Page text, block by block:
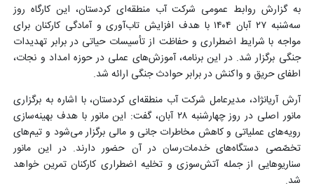
به گزارش روابط عمومی شرکت آب منطقه‌ای کردستان، این کارگاه روز
سه‌شنبه ۲۷ آبان ۱۴۰۴ با هدف افزایش تاب‌آوری و آمادگی کارکنان برای
مواجه با شرایط اضطراری و حفاظت از تأسیسات حیاتی در برابر تهدیدات
جنگی برگزار شد. در این برنامه، آموزش‌های عملی در حوزه امداد و نجات،
اطفای حریق و واکنش در برابر حوادث جنگی ارائه شد.
آرش آریانژاد، مدیرعامل شرکت آب منطقه‌ای کردستان، با اشاره به برگزاری
مانور اصلی در روز چهارشنبه ۲۸ آبان، گفت: این مانور با هدف بهینه‌سازی
رویه‌های عملیاتی و کاهش مخاطرات جانی و مالی برگزار می‌شود و تیم‌های
تخصّصی دستگاه‌های خدمات‌رسان در آن حضور دارند. در این مانور
سناریوهایی از جمله آتش‌سوزی و تخلیه اضطراری کارکنان تمرین خواهد
شد.